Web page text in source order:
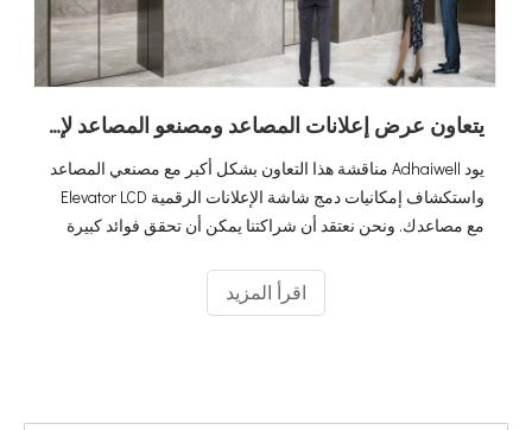
يتعاون عرض إعلانات المصاعد ومصنعو المصاعد لإحداث ثورة في وسائل الإعلان
يود Adhaiwell مناقشة هذا التعاون بشكل أكبر مع مصنعي المصاعد
واستكشاف إمكانيات دمج شاشة الإعلانات الرقمية Elevator LCD
مع مصاعدك. ونحن نعتقد أن شراكتنا يمكن أن تحقق فوائد كبيرة
اقرأ المزيد